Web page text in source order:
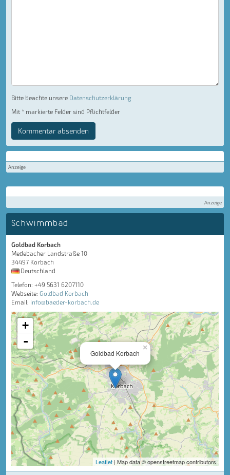
Bitte beachte unsere Datenschutzerklärung
Mit * markierte Felder sind Pflichtfelder
Kommentar absenden
Anzeige
Anzeige
Schwimmbad
Goldbad Korbach
Medebacher Landstraße 10
34497 Korbach
Deutschland
Telefon: +49 5631 6207110
Webseite: Goldbad Korbach
Email: info@baeder-korbach.de
×
Goldbad Korbach
+
-
Leaflet | Map data © openstreetmap contributors